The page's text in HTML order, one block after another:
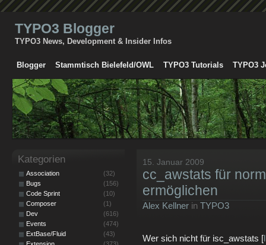
TYPO3 Blogger
TYPO3 News, Development & Insider Infos
Blogger Stammtisch Bielefeld/OWL TYPO3 Tutorials TYPO3
15. Januar 2009
cc_awstats für
ermöglichen
Alex Kellner in TYPO3
Wer sich nicht für isc_awstats [
Kategorien
Association
(32)
Bugs
(156)
Code Sprint
(10)
Composer
(1)
Dev
(616)
Events
(474)
ExtBase/Fluid
(43)